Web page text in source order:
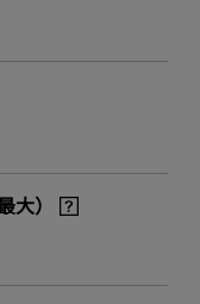
大）